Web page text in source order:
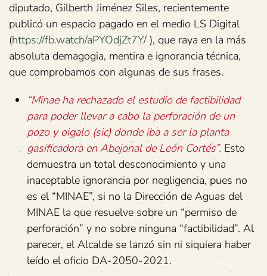
diputado, Gilberth Jiménez Siles, recientemente
publicó un espacio pagado en el medio LS Digital
(https://fb.watch/aPYOdjZt7Y/ ), que raya en la más
absoluta demagogia, mentira e ignorancia técnica,
que comprobamos con algunas de sus frases.
“Minae ha rechazado el estudio de factibilidad
para poder llevar a cabo la perforación de un
pozo y oigalo (sic) donde iba a ser la planta
gasificadora en Abejonal de León Cortés”. Esto
demuestra un total desconocimiento y una
inaceptable ignorancia por negligencia, pues no
es el “MINAE”, si no la Dirección de Aguas del
MINAE la que resuelve sobre un “permiso de
perforación” y no sobre ninguna “factibilidad”. Al
parecer, el Alcalde se lanzó sin ni siquiera haber
leído el oficio DA-2050-2021.